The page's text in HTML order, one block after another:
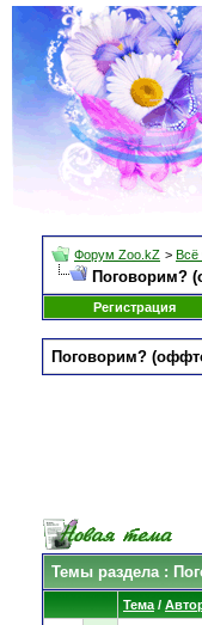
Форум Zoo.kZ > Всё
Поговорим?
Регистрация
Поговорим?
Темы раздела:
Тема /